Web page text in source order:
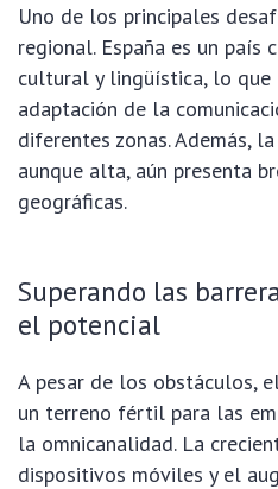
Uno de los principales
regional. España es un país
cultural y lingüística, lo que
adaptación de la
diferentes zonas. Además,
aunque alta, aún presenta
geográficas.
Superando las
el potencial
A pesar de los obstáculos,
un terreno fértil para las
la omnicanalidad. La
dispositivos móviles y el